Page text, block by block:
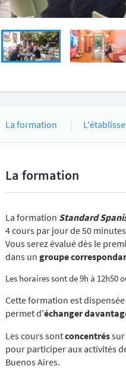
La formation
La formation
La formation Standard
4 cours par jour de 50
Vous serez évalué dès le
dans un groupe
Les horaires sont de 9h à 12h50
Cette formation est
permet d'échanger
Les cours sontconcentréssur
pour participer aux activités
Buenos Aires.